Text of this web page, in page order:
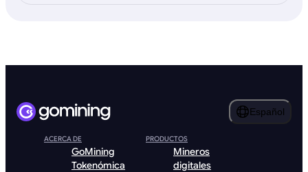
Español
ACERCA DE
GoMining
Tokenómica
PRODUCTOS
Mineros
digitales